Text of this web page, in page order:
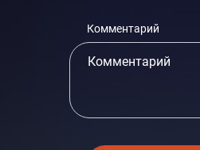
Комментарий